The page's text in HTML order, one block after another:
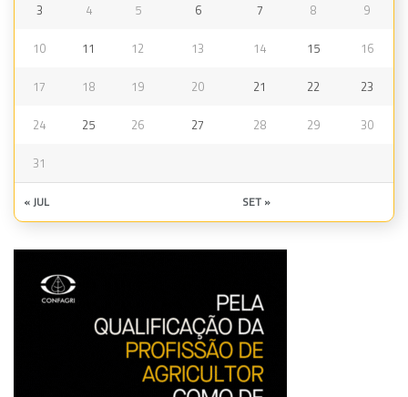
3 4 5 6 7 8 9
10 11 12 13 14 15 16
17 18 19 20 21 22 23
24 25 26 27 28 29 30
31
« JUL SET »